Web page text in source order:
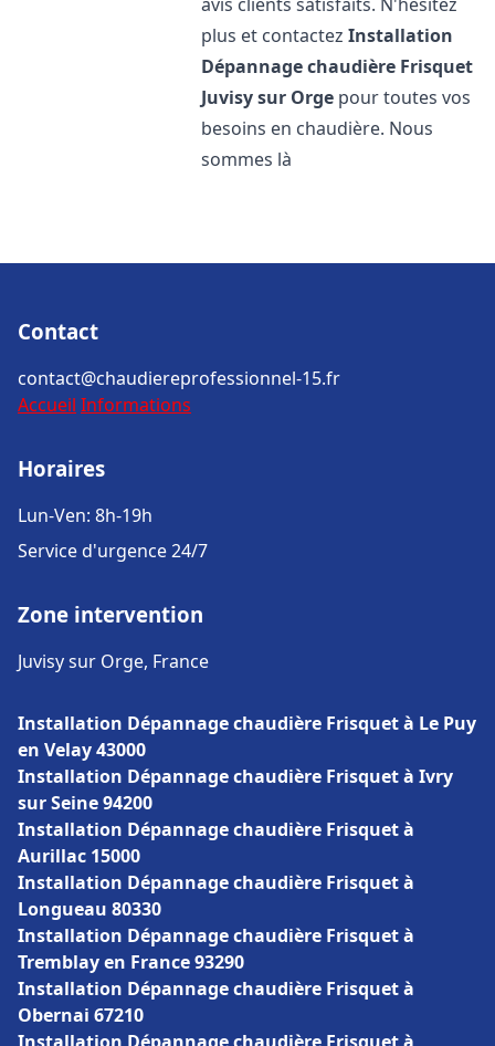
plus et contactezInstallation
Dépannage chaudière Frisquet
Juvisy sur Orge pour toutes vos
besoins en chaudière. Nous
sommes là
Contact
contact@chaudiereprofessionnel-15.fr
Accueil Informations
Horaires
Lun-Ven: 8h-19h
Service d'urgence 24/7
Zone intervention
Juvisy sur Orge, France
Installation Dépannage chaudière Frisquet à Le Puy
en Velay 43000
Installation Dépannage chaudière Frisquet à Ivry
sur Seine 94200
Installation Dépannage chaudière Frisquet à
Aurillac 15000
Installation Dépannage chaudière Frisquet à
Longueau 80330
Installation Dépannage chaudière Frisquet à
Tremblay en France 93290
Installation Dépannage chaudière Frisquet à
Obernai 67210